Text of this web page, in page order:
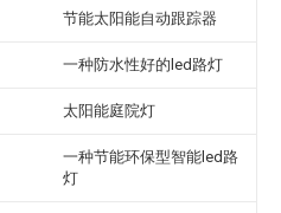
节能太阳能自动跟踪器
一种防水性好的led路灯
太阳能庭院灯
一种节能环保型智能led路
灯